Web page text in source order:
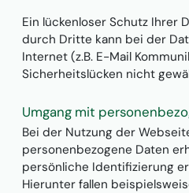
Ein lückenloser Schutz Ihrer
durch Dritte kann bei der
Internet (z.B. E-Mail
Sicherheitslücken nicht
Umgang mit
Bei der Nutzung der
personenbezogene Daten
persönliche Identifizierung
Hierunter fallen